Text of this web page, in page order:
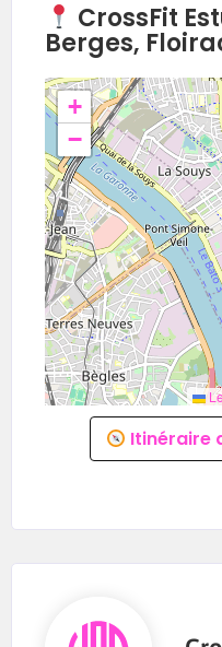
CrossFit
Berges,
+
−
Itinéraire